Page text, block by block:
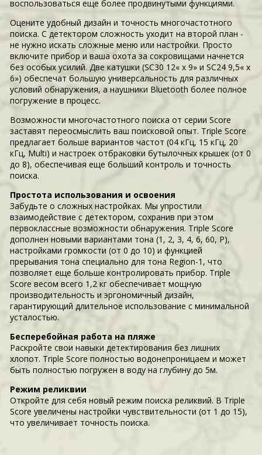
воспользоваться еще более продвинутыми функциями.
Оцените удобный дизайн и точность многочастотного
поиска. С детектором сложность уходит на второй план -
не нужно искать сложные меню или настройки. Просто
включите прибор и ваша охота за сокровищами начнется
без особых усилий. Две катушки (SC30 12« x 9» и SC24 9,5« x
6») обеспечат большую универсальность для различных
условий обнаружения, а наушники Bluetooth более полное
погружение в процесс.
Возможности многочастотного поиска от серии Score
заставят переосмыслить ваш поисковой опыт. Triple Score
предлагает больше вариантов частот (04 кГц, 15 кГц, 20
кГц, Multi) и настроек отбраковки бутылочных крышек (от 0
до 8), обеспечивая еще больший контроль и точность
поиска.
Простота использования и освоения
Забудьте о сложных настройках. Мы упростили
взаимодействие с детектором, сохранив при этом
первоклассные возможности обнаружения. Triple Score
дополнен новыми вариантами тона (1, 2, 3, 4, 6, 60, P),
настройками громкости (от 0 до 10) и функцией
прерывания тона специально для тона Region-1, что
позволяет еще больше контролировать прибор. Triple
Score весом всего 1,2 кг обеспечивает мощную
производительность и эргономичный дизайн,
гарантирующий длительное использование с минимальной
усталостью.
Бесперебойная работа на пляже
Раскройте свои навыки детектирования без лишних
хлопот. Triple Score полностью водонепроницаем и может
быть полностью погружен в воду на глубину до 5м.
Режим реликвии
Откройте для себя новый режим поиска реликвий. В Triple
Score увеличены настройки чувствительности (от 1 до 15),
что увеличивает точность поиска.